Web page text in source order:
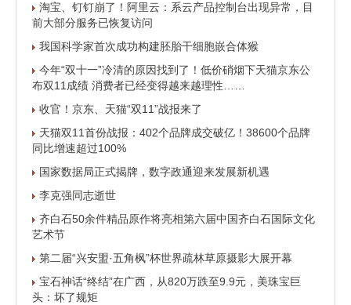
淘宝、钉钉崩了！阿里云：系云产品控制台出现异常，目
前大部分服务已恢复访问
我国科学家首次成功构建胚胎干细胞嵌合体猴
今年“双十一”冷清的原因找到了！低价硝烟下天猫京东公
布双11成绩 消费者已经变得越来越理性……
收官！京东、天猫“双11”战报来了
天猫双11首份战报：402个品牌成交破亿！38600个品牌
同比增速超过100%
国家数据局正式揭牌，数字政通迎来发展新机遇
李克强同志逝世
齐白石50余件精品原作将亮相第六届中国齐白石国际文化
艺术节
第二届“兴安盟·五角枫”杯世界疏林草原摄影大展开幕
宝石神话“终结”在广西，从820万跌至9.9元，美珠宝巨
头：坏了规矩